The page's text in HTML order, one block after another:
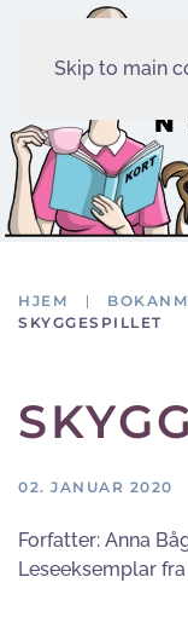
Skip to main
HJEM
SKYGGESPILLET
02. JANUAR 2020
Forfatter: Anna
Leseeksemplar